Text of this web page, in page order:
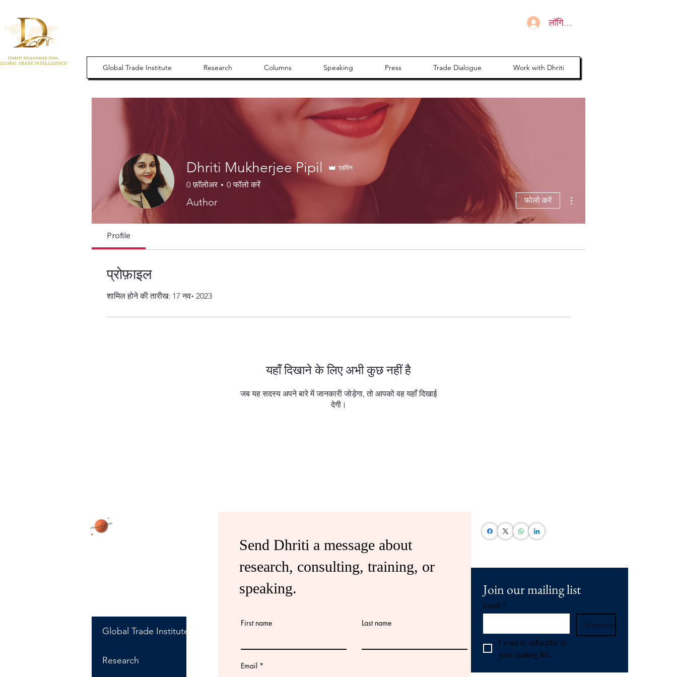
लॉगिन करें
Global Trade Institute Research Columns Speaking Press Trade Dialogue Work with Dhriti
Dhriti Mukherjee Pipil एडमिन
0 फ़ॉलोअर 0 फॉलो करें
Author फोलो करें
Profile
प्रोफ़ाइल
शामिल होने की तारीख: 17 नव॰ 2023
यहाँ दिखाने के लिए अभी कुछ नहीं है
जब यह सदस्य अपने बारे में जानकारी जोड़ेगा, तो आपको वह यहाँ दिखाई
देगी।
Global Trade Institute
Research
Send Dhriti a message about
research, consulting, training, or
speaking.
First name Last name
Email
Join our mailing list
Email *
Subscribe
I want to subscribe to
your mailing list.